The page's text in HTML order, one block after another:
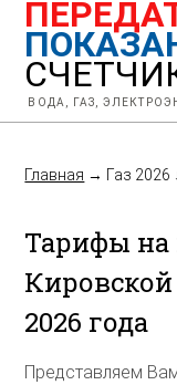
ВОДА, ГАЗ,
Главная → Газ 2026
Тарифы на
Кировской
2026 года
Представляем